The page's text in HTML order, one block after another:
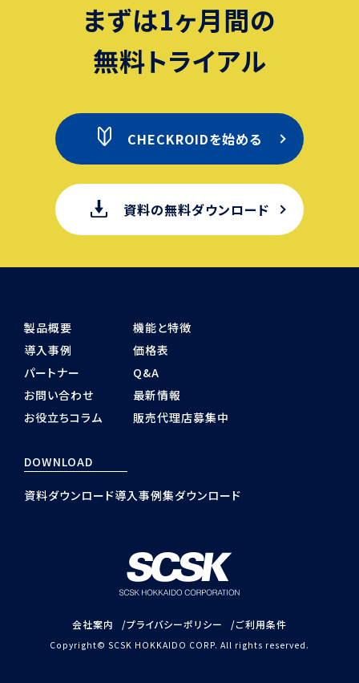
まずは1ヶ月間の
無料トライアル
CHECKROIDを始める
資料の無料ダウンロード
製品概要
機能と特徴
導入事例
価格表
パートナー
Q&A
お問い合わせ
最新情報
お役立ちコラム
販売代理店募集中
DOWNLOAD
資料ダウンロード導入事例集ダウンロード
会社案内 プライバシーポリシー ご利用条件
Copyright© SCSK HOKKAIDO CORP. All rights reserved.